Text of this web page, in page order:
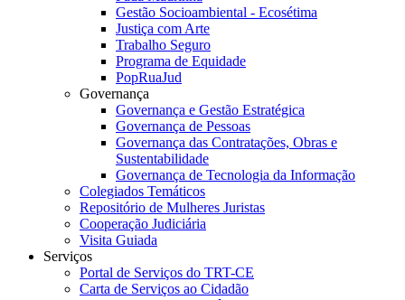
Gestão Socioambiental - Ecosétima
Justiça com Arte
Trabalho Seguro
Programa de Equidade
PopRuaJud
Governança
Governança e Gestão Estratégica
Governança de Pessoas
Governança das Contratações, Obras e
Sustentabilidade
Governança de Tecnologia da Informação
Colegiados Temáticos
Repositório de Mulheres Juristas
Cooperação Judiciária
Visita Guiada
Serviços
Portal de Serviços do TRT-CE
Carta de Serviços ao Cidadão